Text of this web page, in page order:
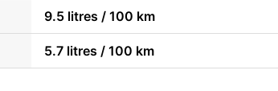
9.5 litres / 100 km
5.7 litres / 100 km